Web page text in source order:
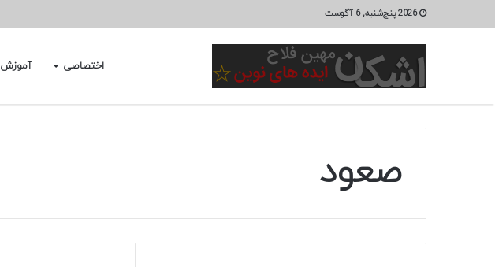
2026 پنج‌شنبه, 6 آگوست
اختصاصی آموزش
صعود